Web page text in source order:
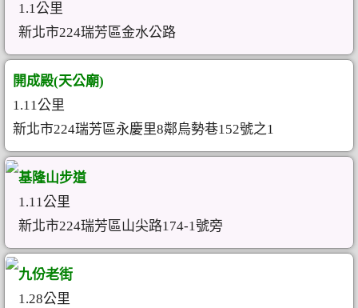
1.1公里
新北市224瑞芳區金水公路
開成殿(天公廟)
1.11公里
新北市224瑞芳區永慶里8鄰烏勢巷152號之1
基隆山步道
1.11公里
新北市224瑞芳區山尖路174-1號旁
九份老街
1.28公里